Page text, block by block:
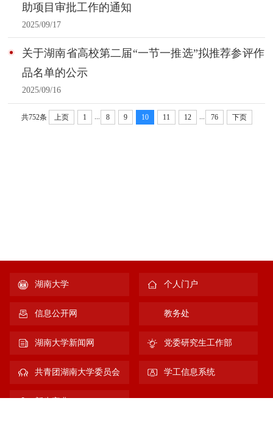
助项目审批工作的通知
2025/09/17
关于湖南省高校第二届“一节一推选”拟推荐参评作
品名单的公示
2025/09/16
共752条 上页 1 ... 8 9 10 11 12 ... 76 下页
湖南大学 个人门户
信息公开网 教务处
湖南大学新闻网 党委研究生工作部
共青团湖南大学委员会 学工信息系统